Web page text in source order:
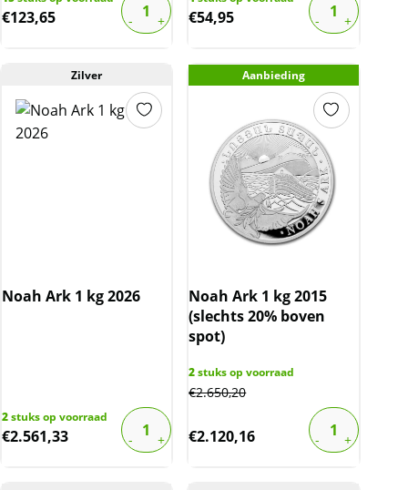
€123,65 €54,95
Zilver
Noah Ark 1 kg 2026
2stuks op voorraad
€2.561,33
Aanbieding
Noah Ark 1 kg 2015
(slechts 20% boven
spot)
2stuks op voorraad
€2.650,20
€2.120,16